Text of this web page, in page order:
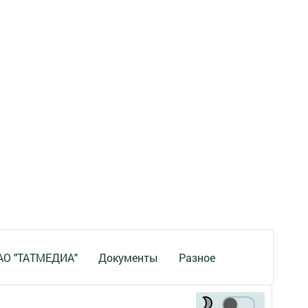
"ТАТМЕДИА" Документы Разное